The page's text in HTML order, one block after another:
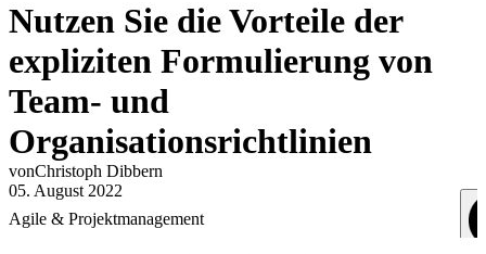
Nutzen Sie die Vorteile der
expliziten Formulierung von
Team- und
Organisationsrichtlinien
vonChristoph Dibbern
05. August 2022
Agile & Projektmanagement